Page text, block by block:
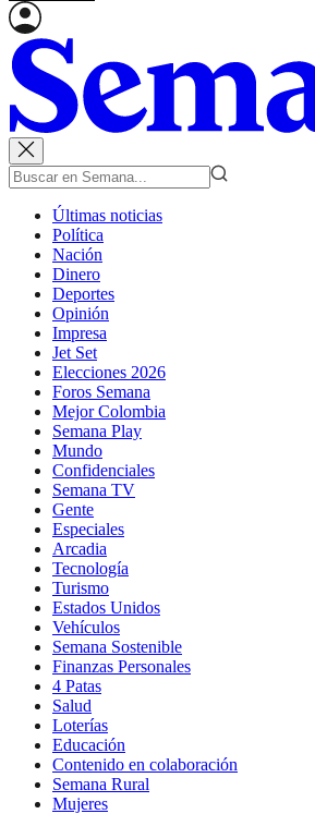
Últimas noticias
Política
Nación
Dinero
Deportes
Opinión
Impresa
Jet Set
Elecciones 2026
Foros Semana
Mejor Colombia
Semana Play
Mundo
Confidenciales
Semana TV
Gente
Especiales
Arcadia
Tecnología
Turismo
Estados Unidos
Vehículos
Semana Sostenible
Finanzas Personales
4 Patas
Salud
Loterías
Educación
Contenido en colaboración
Semana Rural
Mujeres